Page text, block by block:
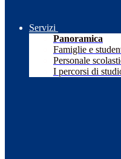
Servizi
Panoramica
Famiglie e
Personale
I percorsi di